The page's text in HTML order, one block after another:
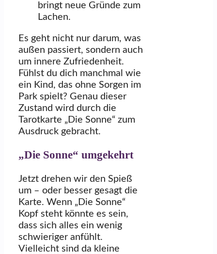
bringt neue Gründe zum
Lachen.
Es geht nicht nur darum, was
außen passiert, sondern auch
um innere Zufriedenheit.
Fühlst du dich manchmal wie
ein Kind, das ohne Sorgen im
Park spielt? Genau dieser
Zustand wird durch die
Tarotkarte „Die Sonne“ zum
Ausdruck gebracht.
„Die Sonne“ umgekehrt
Jetzt drehen wir den Spieß
um – oder besser gesagt die
Karte. Wenn „Die Sonne“
Kopf steht könnte es sein,
dass sich alles ein wenig
schwieriger anfühlt.
Vielleicht sind da kleine